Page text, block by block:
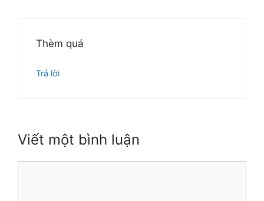
Thèm quá
Trả lời
Viết một bình luận